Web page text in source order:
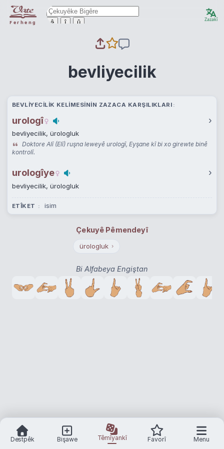
Ferheng ê î û Zazakî
bevliyecilik
BEVLIYECILIK KELIMESININ ZAZACA KARŞILIKLARI
urologî ›
bevliyecilik, ürologluk
Doktore Alî (Elî) ruşna leweyê urologî, Eyşane kî bi xo girewte binê
kontrolî.
urologîye ›
bevliyecilik, ürologluk
ETÎKET isim
Çekuyê Pêmendeyî
ürologluk ›
Bi Alfabeya Engiştan
Destpêk Bişawe Têmîyankî Favorî Menu